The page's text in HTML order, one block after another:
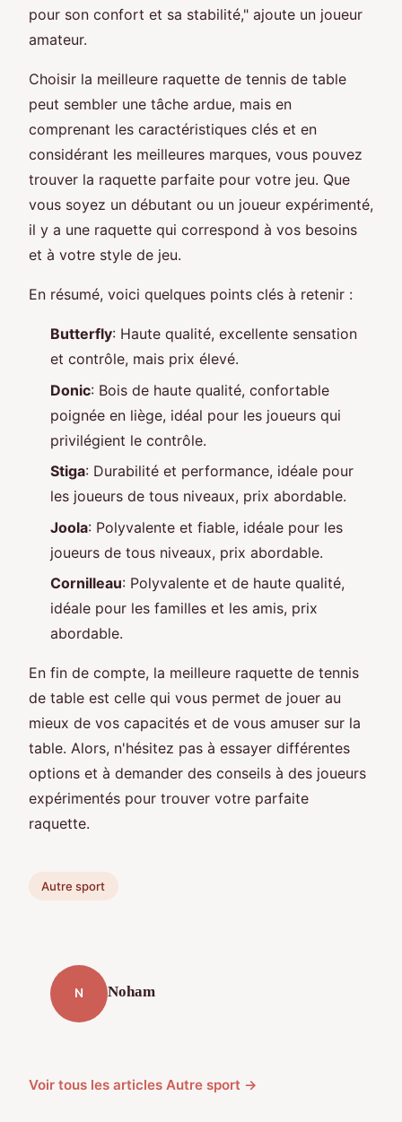
pour son confort et sa stabilité," ajoute un joueur
amateur.
Choisir la meilleure raquette de tennis de table
peut sembler une tâche ardue, mais en
comprenant les caractéristiques clés et en
considérant les meilleures marques, vous pouvez
trouver la raquette parfaite pour votre jeu. Que
vous soyez un débutant ou un joueur expérimenté,
il y a une raquette qui correspond à vos besoins
et à votre style de jeu.
En résumé, voici quelques points clés à retenir :
Butterfly: Haute qualité, excellente sensation
et contrôle, mais prix élevé.
Donic: Bois de haute qualité, confortable
poignée en liège, idéal pour les joueurs qui
privilégient le contrôle.
Stiga: Durabilité et performance, idéale pour
les joueurs de tous niveaux, prix abordable.
Joola: Polyvalente et fiable, idéale pour les
joueurs de tous niveaux, prix abordable.
Cornilleau: Polyvalente et de haute qualité,
idéale pour les familles et les amis, prix
abordable.
En fin de compte, la meilleure raquette de tennis
de table est celle qui vous permet de jouer au
mieux de vos capacités et de vous amuser sur la
table. Alors, n'hésitez pas à essayer différentes
options et à demander des conseils à des joueurs
expérimentés pour trouver votre parfaite
raquette.
Autre sport
N Noham
Voir tous les articles Autre sport →